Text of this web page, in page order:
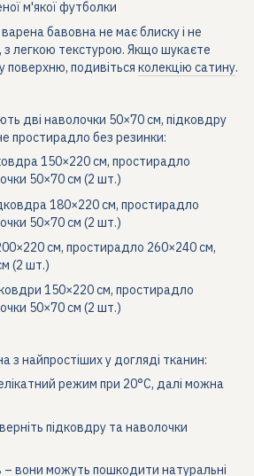
м'якої футболки
варена бавовна не має блиску і не
з легкою текстурою. Якщо шукаєте
поверхню, подивіться колекцію сатину.
дві наволочки 50×70 см, підковдру
простирадло без резинки:
150×220 см, простирадло
50×70 см (2 шт.)
180×220 см, простирадло
50×70 см (2 шт.)
см, простирадло 260×240 см,
(2 шт.)
150×220 см, простирадло
50×70 см (2 шт.)
з найпростіших у догляді тканин:
режим при 20°C, далі можна
підковдру та наволочки
– вони можуть пошкодити натуральні